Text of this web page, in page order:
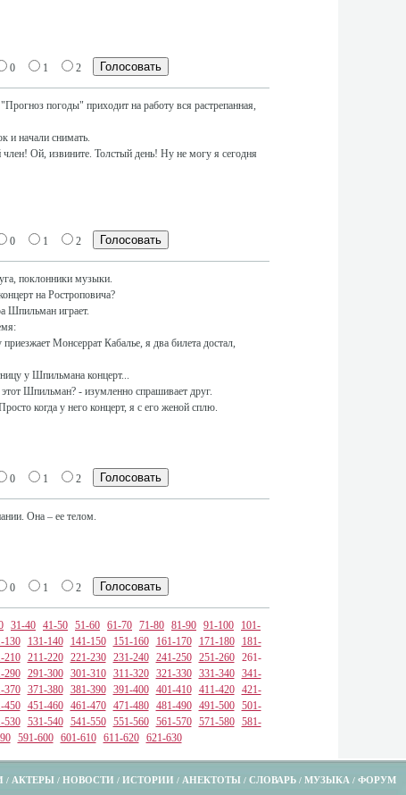
0 1 2
погоды" приходит на работу вся растрепанная,
и начали снимать.
Ой, извините. Толстый день! Ну не могу я сегодня
0 1 2
поклонники музыки.
на Ростроповича?
Шпильман играет.
Монсеррат Кабалье, я два билета достал,
у Шпильмана концерт...
Шпильман? - изумленно спрашивает друг.
когда у него концерт, я с его женой сплю.
0 1 2
Она – ее телом.
0 1 2
31-40 41-50 51-60 61-70 71-80 81-90 91-100
101-
130 131-140 141-150 151-160 161-170 171-180
181-
210 211-220 221-230 231-240 241-250 251-260
261-
290 291-300 301-310 311-320 321-330 331-340
341-
370 371-380 381-390 391-400 401-410 411-420
421-
450 451-460 461-470 471-480 481-490 491-500
501-
530 531-540 541-550 551-560 561-570 571-580
581-
591-600 601-610 611-620 621-630
/ АКТЕРЫ / НОВОСТИ / ИСТОРИИ / АНЕКТОТЫ / СЛОВАРЬ / МУЗЫКА / ФОРУМ